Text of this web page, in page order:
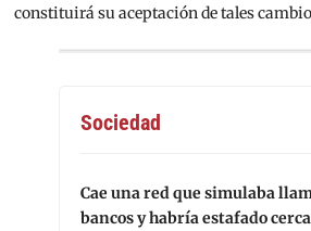
constituirá su aceptación de tales
Sociedad
Cae una red que simulaba
bancos y habría estafado